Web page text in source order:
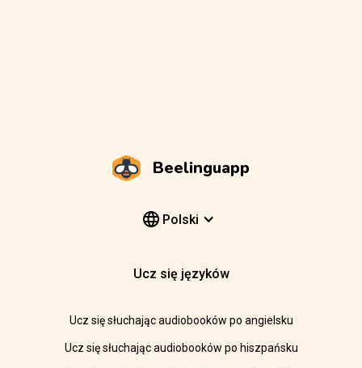
Beelinguapp
Polski
Ucz się języków
Ucz się słuchając audiobooków po angielsku
Ucz się słuchając audiobooków po hiszpańsku